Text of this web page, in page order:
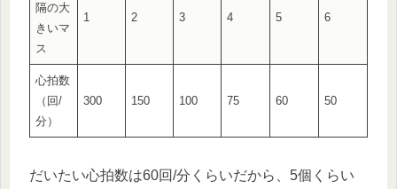
隔の大
きいマ
ス
1 2 3 4 5 6
心拍数
（回/
分）
300 150 100 75 60 50
だいたい心拍数は60回/分くらいだから、5個くらい